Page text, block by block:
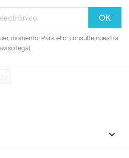
momento. Para ello, consulte nuestra
legal.
